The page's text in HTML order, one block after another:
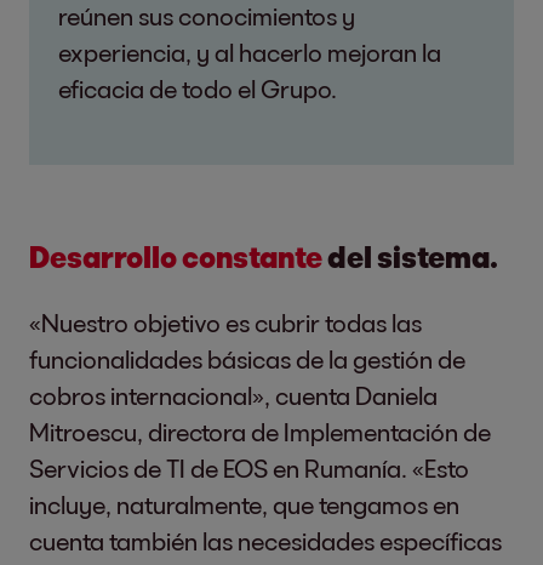
reúnen sus conocimientos y
experiencia, y al hacerlo mejoran la
eficacia de todo el Grupo.
Desarrollo constantedel sistema.
«Nuestro objetivo es cubrir todas las
funcionalidades básicas de la gestión de
cobros internacional», cuenta Daniela
Mitroescu, directora de Implementación de
Servicios de TI de EOS en Rumanía. «Esto
incluye, naturalmente, que tengamos en
cuenta también las necesidades específicas